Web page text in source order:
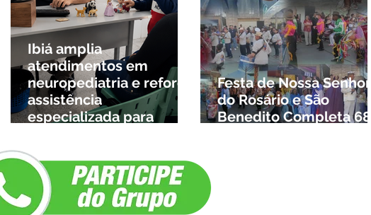
Ibiá amplia
atendimentos em
neuropediatria e reforça
assistência
especializada para
região
Festa de Nossa Senhora
do Rosário e São
Benedito Completa 68